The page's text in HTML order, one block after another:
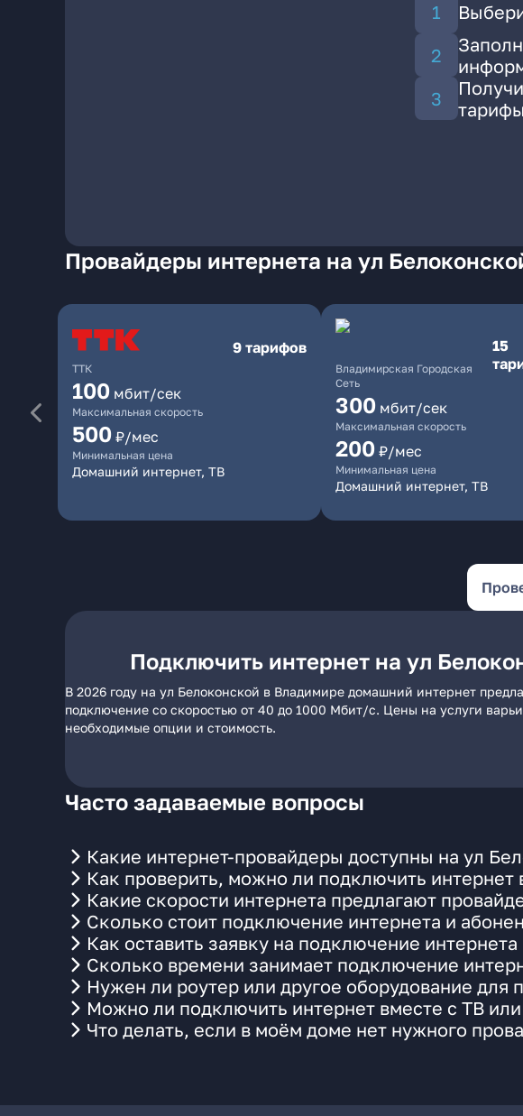
тарифы
Провайдеры интернета на ул
ТТК
9 тарифов
100 мбит/сек
Максимальная скорость
500 ₽/мес
Минимальная цена
Домашний интернет, ТВ
Владимирская Городская
Сеть
15
300 мбит/сек
Максимальная скорость
200 ₽/мес
Минимальная цена
Домашний интернет, ТВ
Подключить интернет на ул
В 2026 году на ул Белоконской в Владимире домашний интернет
подключение со скоростью от 40 до 1000 Мбит/с. Цены на услуги
необходимые опции и стоимость.
Часто задаваемые вопросы
Какие интернет-провайдеры доступны на ул
Как проверить, можно ли подключить
Какие скорости интернета предлагают
Сколько стоит подключение интернета и
Как оставить заявку на подключение
Сколько времени занимает подключение
Нужен ли роутер или другое оборудование для
Можно ли подключить интернет вместе с ТВ
Что делать, если в моём доме нет нужного